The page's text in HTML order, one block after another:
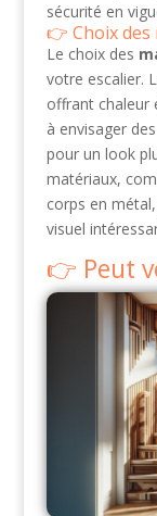
sécurité en
Choix
Le choix des
votre escalier.
offrant chaleur
à envisager
pour un look
matériaux,
corps en
visuel
Peut